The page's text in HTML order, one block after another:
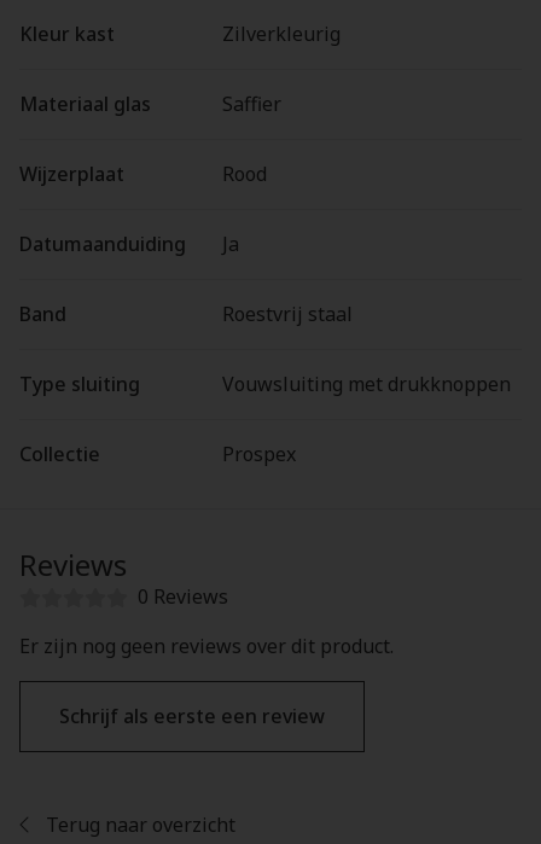
Kleur kast Zilverkleurig
Materiaal glas Saffier
Wijzerplaat Rood
Datumaanduiding Ja
Band Roestvrij staal
Type sluiting Vouwsluiting met drukknoppen
Collectie Prospex
Reviews
0 Reviews
Er zijn nog geen reviews over dit product.
Schrijf als eerste een review
Terug naar overzicht